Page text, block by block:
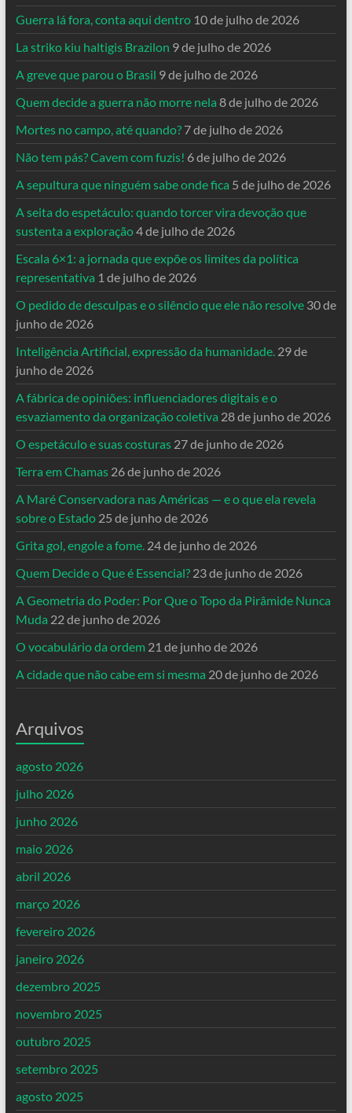
Guerra lá fora, conta aqui dentro 10 de julho de 2026
La striko kiu haltigis Brazilon 9 de julho de 2026
A greve que parou o Brasil 9 de julho de 2026
Quem decide a guerra não morre nela 8 de julho de 2026
Mortes no campo, até quando? 7 de julho de 2026
Não tem pás? Cavem com fuzis! 6 de julho de 2026
A sepultura que ninguém sabe onde fica 5 de julho de 2026
A seita do espetáculo: quando torcer vira devoção que
sustenta a exploração4 de julho de 2026
Escala 6×1: a jornada que expõe os limites da política
representativa 1 de julho de 2026
O pedido de desculpas e o silêncio que ele não resolve 30 de
junho de 2026
Inteligência Artificial, expressão da humanidade. 29 de
junho de 2026
A fábrica de opiniões: influenciadores digitais e o
esvaziamento da organização coletiva 28 de junho de 2026
O espetáculo e suas costuras 27 de junho de 2026
Terra em Chamas 26 de junho de 2026
A Maré Conservadora nas Américas — e o que ela revela
sobre o Estado 25 de junho de 2026
Grita gol, engole a fome. 24 de junho de 2026
Quem Decide o Que é Essencial? 23 de junho de 2026
A Geometria do Poder: Por Que o Topo da Pirâmide Nunca
Muda 22 de junho de 2026
O vocabulário da ordem 21 de junho de 2026
A cidade que não cabe em si mesma 20 de junho de 2026
Arquivos
agosto 2026
julho 2026
junho 2026
maio 2026
abril 2026
março 2026
fevereiro 2026
janeiro 2026
dezembro 2025
novembro 2025
outubro 2025
setembro 2025
agosto 2025